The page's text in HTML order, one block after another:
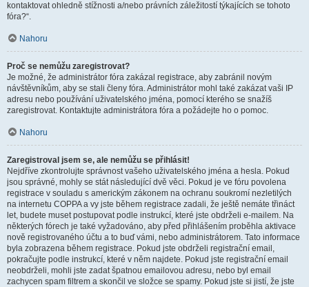
kontaktovat ohledně stížnosti a/nebo právních záležitostí týkajících se tohoto
fóra?“.
Nahoru
Proč se nemůžu zaregistrovat?
Je možné, že administrátor fóra zakázal registrace, aby zabránil novým
návštěvníkům, aby se stali členy fóra. Administrátor mohl také zakázat vaši IP
adresu nebo používání uživatelského jména, pomocí kterého se snažíš
zaregistrovat. Kontaktujte administrátora fóra a požádejte ho o pomoc.
Nahoru
Zaregistroval jsem se, ale nemůžu se přihlásit!
Nejdříve zkontrolujte správnost vašeho uživatelského jména a hesla. Pokud
jsou správné, mohly se stát následující dvě věci. Pokud je ve fóru povolena
registrace v souladu s americkým zákonem na ochranu soukromí nezletilých
na internetu COPPA a vy jste během registrace zadali, že ještě nemáte třináct
let, budete muset postupovat podle instrukcí, které jste obdrželi e-mailem. Na
některých fórech je také vyžadováno, aby před přihlášením proběhla aktivace
nově registrovaného účtu a to buď vámi, nebo administrátorem. Tato informace
byla zobrazena během registrace. Pokud jste obdrželi registrační email,
pokračujte podle instrukcí, které v něm najdete. Pokud jste registrační email
neobdrželi, mohli jste zadat špatnou emailovou adresu, nebo byl email
zachycen spam filtrem a skončil ve složce se spamy. Pokud jste si jistí, že jste